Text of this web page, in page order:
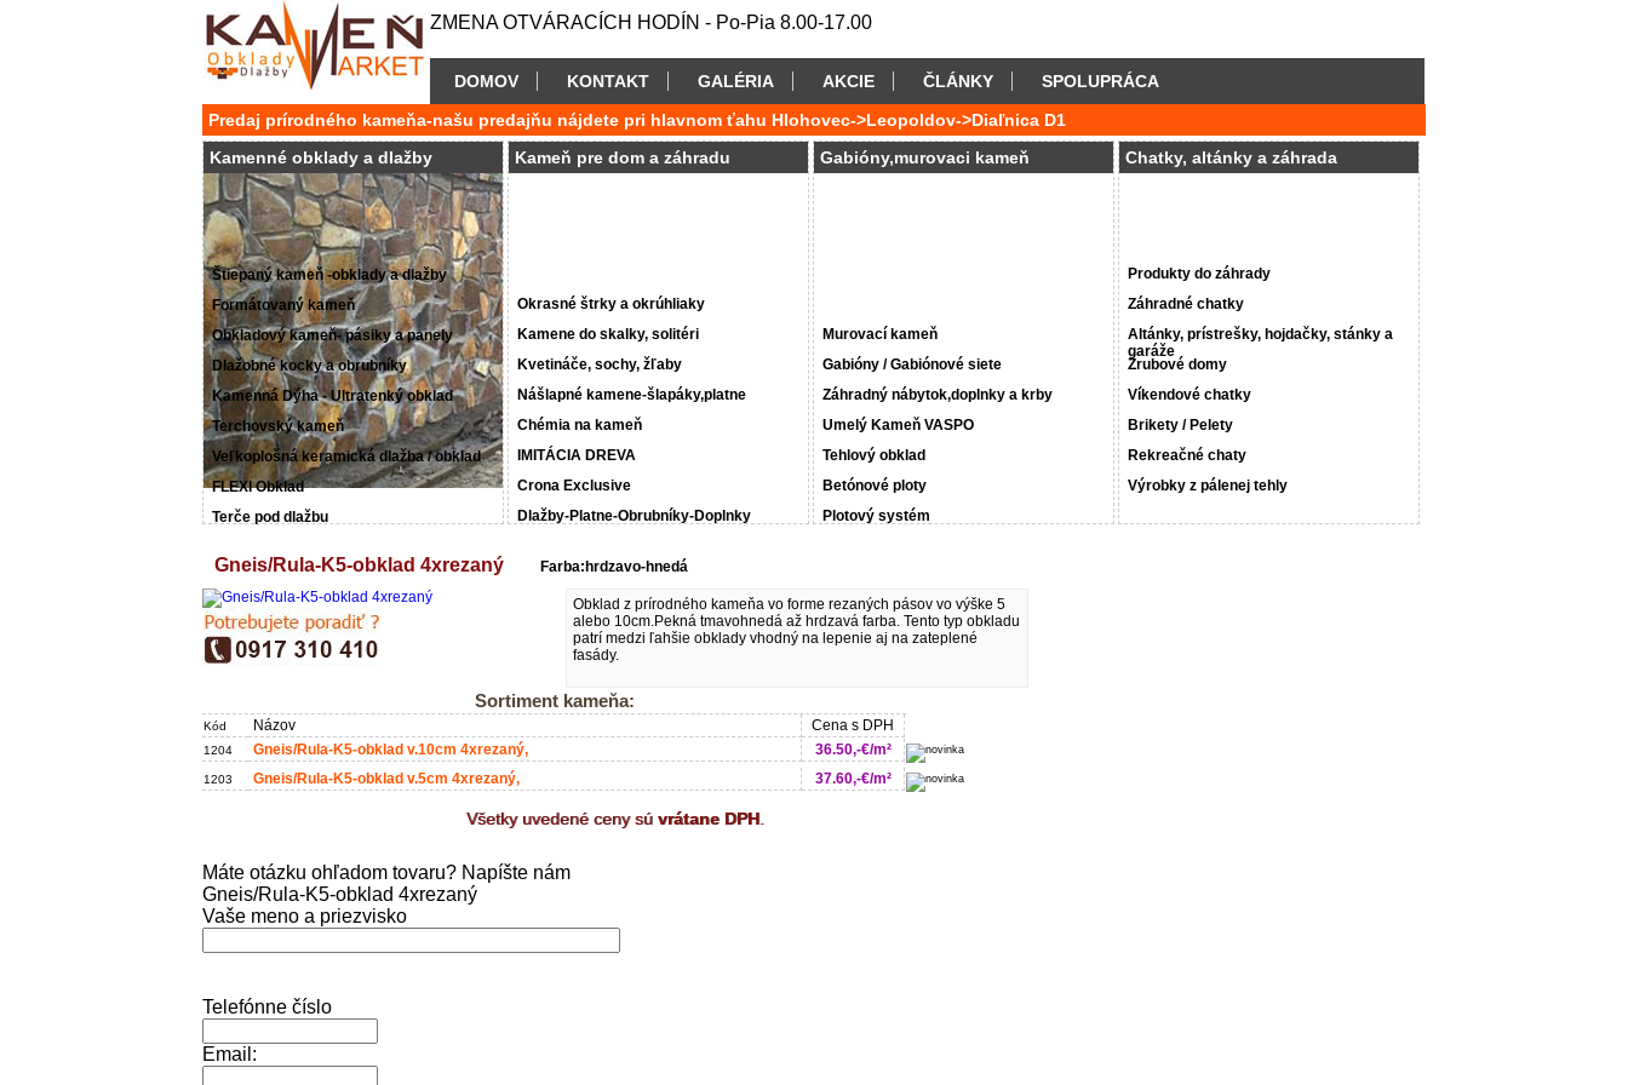
ZMENA OTVÁRACÍCH HODÍN - Po-Pia 8.00-17.00
DOMOV KONTAKT GALÉRIA AKCIE ČLÁNKY
SPOLUPRÁCA
Predaj prírodného kameňa-našu predajňu nájdete pri hlavnom ťahu Hlohovec->Leopoldov->Diaľnica D1
Kamenné obklady a dlažby
Štiepaný kameň -obklady a dlažby
Formátovaný kameň
Obkladový kameň- pásiky a panely
Dlažobné kocky a obrubníky
Kamenná Dýha - Ultratenký obklad
Terchovský kameň
Veľkoplošná keramická dlažba / obklad
FLEXI Obklad
Terče pod dlažbu
Kameň pre dom a záhradu
Okrasné štrky a okrúhliaky
Kamene do skalky, solitéri
Kvetináče, sochy, žľaby
Nášlapné kamene-šlapáky,platne
Chémia na kameň
IMITÁCIA DREVA
Crona Exclusive
Dlažby-Platne-Obrubníky-Doplnky
Gabióny,murovaci kameň
Murovací kameň
Gabióny / Gabiónové siete
Záhradný nábytok,doplnky a krby
Umelý Kameň VASPO
Tehlový obklad
Betónové ploty
Plotový systém
Chatky, altánky a záhrada
Produkty do záhrady
Záhradné chatky
Altánky, prístrešky, hojdačky, stánky a
garáže
Zrubové domy
Víkendové chatky
Brikety / Pelety
Rekreačné chaty
Výrobky z pálenej tehly
Gneis/Rula-K5-obklad 4xrezaný Farba:hrdzavo-hnedá
Obklad z prírodného kameňa vo forme rezaných pásov vo výške 5
alebo 10cm.Pekná tmavohnedá až hrdzavá farba. Tento typ obkladu
patrí medzi ľahšie obklady vhodný na lepenie aj na zateplené
fasády.
Sortiment kameňa:
Kód Názov Cena s DPH
1204 Gneis/Rula-K5-obklad v.10cm 4xrezaný, 36.50,-€/m²
1203 Gneis/Rula-K5-obklad v.5cm 4xrezaný, 37.60,-€/m²
Všetky uvedené ceny sú vrátane DPH.
Máte otázku ohľadom tovaru? Napíšte nám
Gneis/Rula-K5-obklad 4xrezaný
Vaše meno a priezvisko
Telefónne číslo
Email: